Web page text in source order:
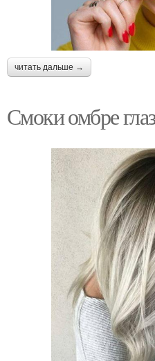
читать дальше →
Смоки омбре